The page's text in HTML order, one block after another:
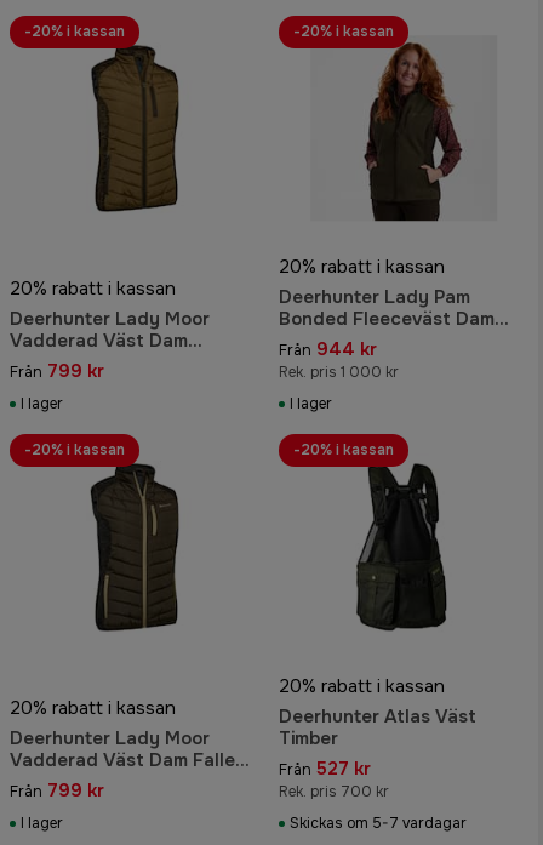
20% rabatt i kassan
Deerhunter Lady Moor
Vadderad Väst Dam
Butternut
Från 799 kr
I lager
-20% i kassan
20% rabatt i kassan
Deerhunter Lady Pam
Bonded Fleeceväst Dam
Graphite Green Melange
Från 944 kr
Rek. pris 1 000 kr
I lager
-20% i kassan
20% rabatt i kassan
Deerhunter Lady Moor
Vadderad Väst Dam Fallen
Leaf
Från 799 kr
I lager
-20% i kassan
20% rabatt i kassan
Deerhunter Atlas Väst
Timber
Från 527 kr
Rek. pris 700 kr
Skickas om 5-7 vardagar
-20% i kassan